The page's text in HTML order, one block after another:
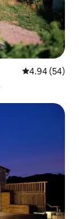
平均评分 4.94
4.94 (54)